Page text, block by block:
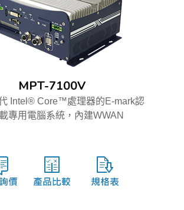
MPT-7100V
Intel® Core™處理器的E-mark認
專用電腦系統，內建WWAN